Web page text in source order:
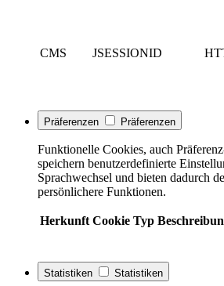
CMS JSESSIONID
Präferenzen Präferenzen
Funktionelle Cookies, auch
speichern benutzerdefinierte
Sprachwechsel und bieten dadurch
persönlichere Funktionen.
Herkunft Cookie Typ
Statistiken Statistiken